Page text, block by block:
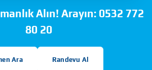
Alın! Arayın: 0532 772
80 20
Ara Randevu Al